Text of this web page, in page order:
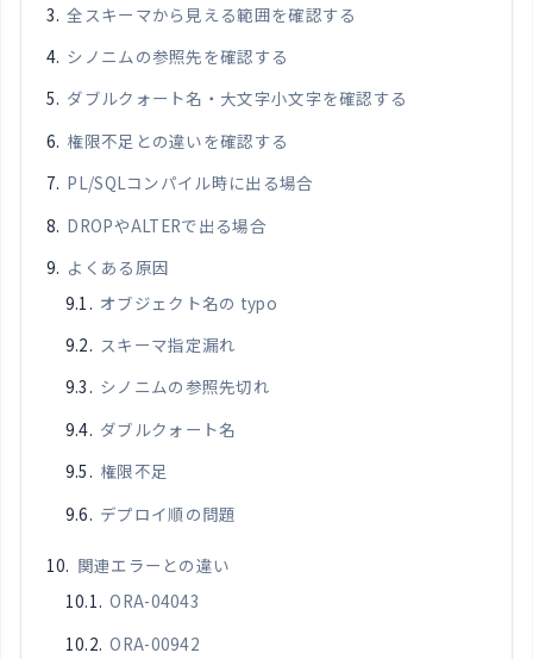
全スキーマから見える範囲を確認する
シノニムの参照先を確認する
ダブルクォート名・大文字小文字を確認する
権限不足との違いを確認する
PL/SQLコンパイル時に出る場合
DROPやALTERで出る場合
よくある原因
オブジェクト名の typo
スキーマ指定漏れ
シノニムの参照先切れ
ダブルクォート名
権限不足
デプロイ順の問題
関連エラーとの違い
ORA-04043
ORA-00942